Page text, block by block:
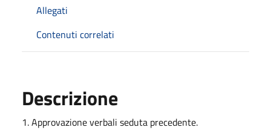
Allegati
Contenuti correlati
Descrizione
1. Approvazione verbali seduta precedente.